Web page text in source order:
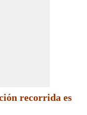
recorrida es